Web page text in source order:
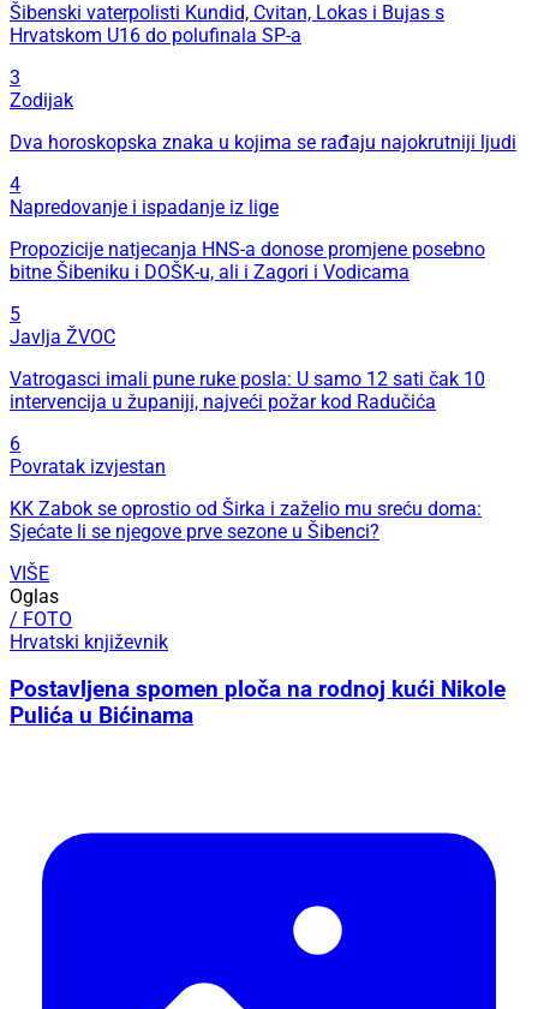
Šibenski vaterpolisti Kundid, Cvitan, Lokas i Bujas s
Hrvatskom U16 do polufinala SP-a
3
Zodijak
Dva horoskopska znaka u kojima se rađaju najokrutniji ljudi
4
Napredovanje i ispadanje iz lige
Propozicije natjecanja HNS-a donose promjene posebno
bitne Šibeniku i DOŠK-u, ali i Zagori i Vodicama
5
Javlja ŽVOC
Vatrogasci imali pune ruke posla: U samo 12 sati čak 10
intervencija u županiji, najveći požar kod Radučića
6
Povratak izvjestan
KK Zabok se oprostio od Širka i zaželio mu sreću doma:
Sjećate li se njegove prve sezone u Šibenci?
VIŠE
Oglas
/ FOTO
Hrvatski književnik
Postavljena spomen ploča na rodnoj kući Nikole
Pulića u Bićinama